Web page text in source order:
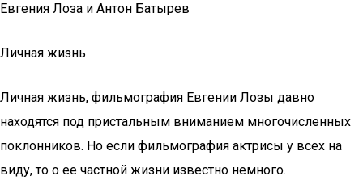
Евгения Лоза и Антон Батырев
Личная жизнь
Личная жизнь, фильмография Евгении Лозы давно
находятся под пристальным вниманием многочисленных
поклонников. Но если фильмография актрисы у всех на
виду, то о ее частной жизни известно немного.